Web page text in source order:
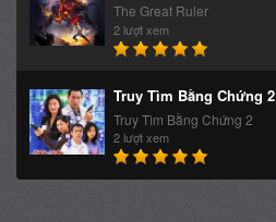
The Great Ruler
2 lượt xem
Truy Tìm Bằng Chứng 2
Truy Tìm Bằng Chứng 2
2 lượt xem